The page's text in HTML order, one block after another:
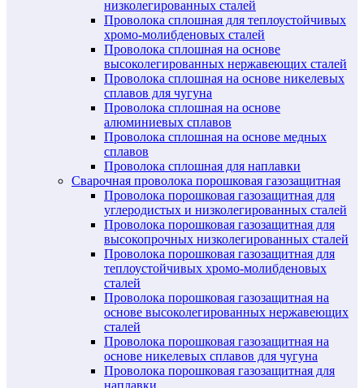
низколегированных сталей
Проволока сплошная для теплоустойчивых
хромо-молибденовых сталей
Проволока сплошная на основе
высоколегированных нержавеющих сталей
Проволока сплошная на основе никелевых
сплавов для чугуна
Проволока сплошная на основе
алюминиевых сплавов
Проволока сплошная на основе медных
сплавов
Проволока сплошная для наплавки
Сварочная проволока порошковая газозащитная
Проволока порошковая газозащитная для
углеродистых и низколегированных сталей
Проволока порошковая газозащитная для
высокопрочных низколегированных сталей
Проволока порошковая газозащитная для
теплоустойчивых хромо-молибденовых
сталей
Проволока порошковая газозащитная на
основе высоколегированных нержавеющих
сталей
Проволока порошковая газозащитная на
основе никелевых сплавов для чугуна
Проволока порошковая газозащитная для
наплавки